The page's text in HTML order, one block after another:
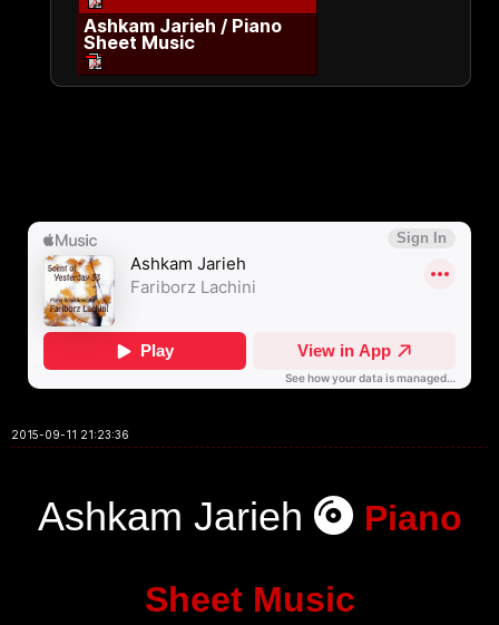
Ashkam Jarieh / Piano
Sheet Music
2015-09-11 21:23:36
Ashkam Jarieh Piano
Sheet Music